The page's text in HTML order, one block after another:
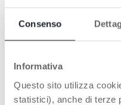
Consenso
Informativa
Questo sito utilizza
statistici), anche di terze
poussette tient
dispose d'une